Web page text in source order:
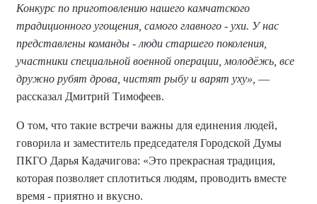
Конкурс по приготовлению нашего камчатского
традиционного угощения, самого главного - ухи. У нас
представлены команды - люди старшего поколения,
участники специальной военной операции, молодёжь, все
дружно рубят дрова, чистят рыбу и варят уху», —
рассказал Дмитрий Тимофеев.
О том, что такие встречи важны для единения людей,
говорила и заместитель председателя Городской Думы
ПКГО Дарья Кадачигова: «Это прекрасная традиция,
которая позволяет сплотиться людям, проводить вместе
время - приятно и вкусно.